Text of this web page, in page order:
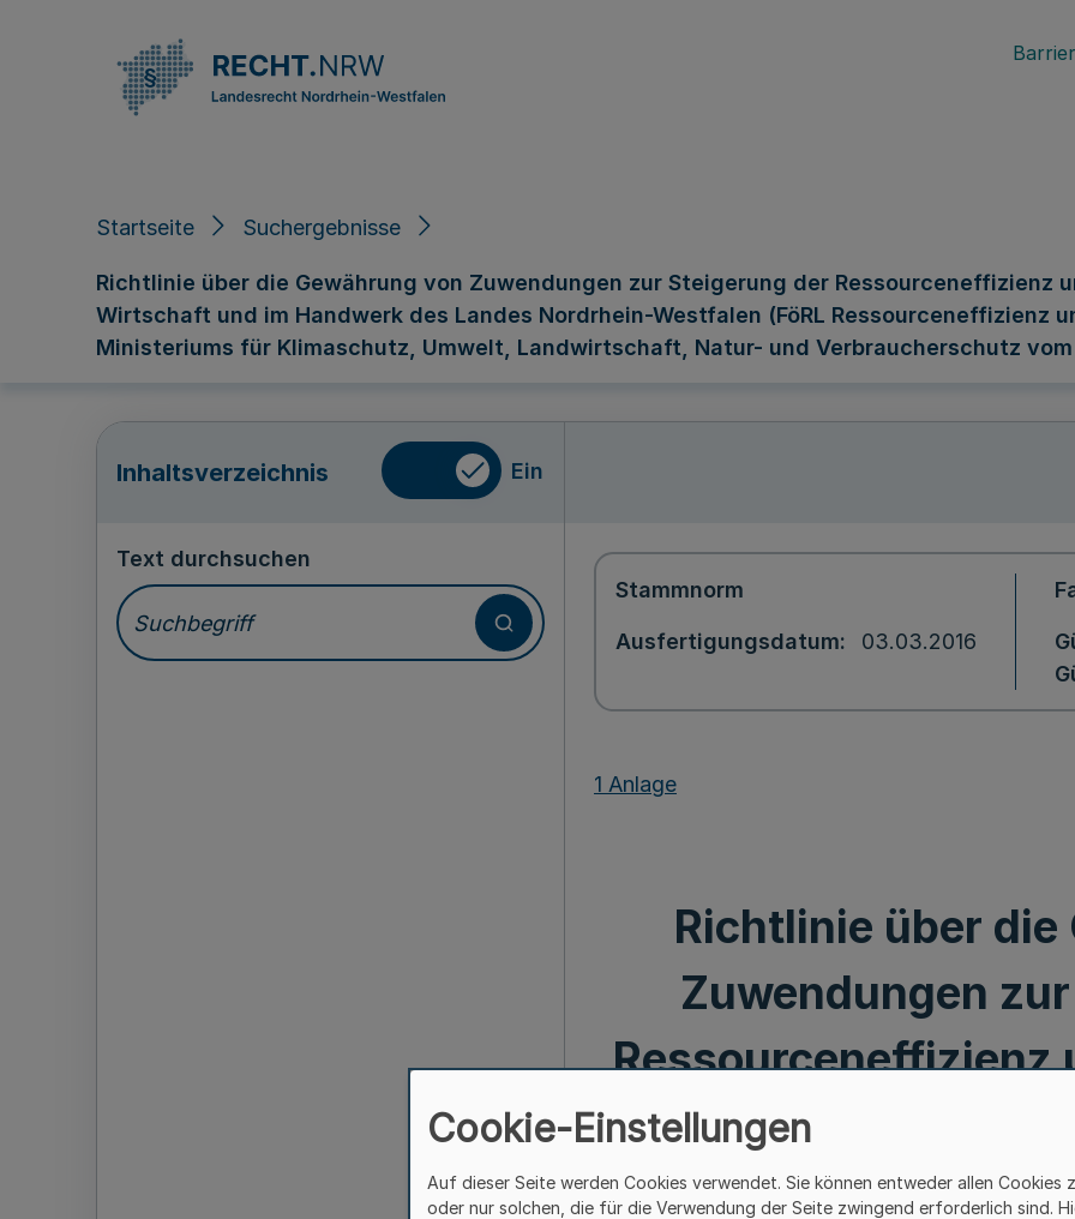
Startseite Suchergebnisse
Richtlinie über die Gewährung von Zuwendungen zur Steigerung der Ressourceneffizienz
Wirtschaft und im Handwerk des Landes Nordrhein-Westfalen (FöRL Ressourceneffizienz
Ministeriums für Klimaschutz, Umwelt, Landwirtschaft, Natur- und Verbraucherschutz vom
Inhaltsverzeichnis Ein
Text durchsuchen
Stammnorm
Ausfertigungsdatum 03.03.2016
1 Anlage
Richtlinie über die
Zuwendungen
Ressourceneffizienz
in der gewerblichen
Handwerk des
Cookie-Einstellungen
Auf dieser Seite werden Cookies verwendet. Sie können entweder allen Cookies
oder nur solchen, die für die Verwendung der Seite zwingend erforderlich sind.